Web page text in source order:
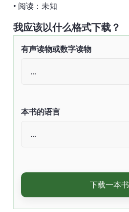
• 阅读：未知
我应该以什么格式下载？
有声读物或数字读物
本书的语言
下载一本书